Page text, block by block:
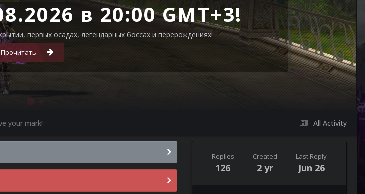
в 20:00 GMT+3!
первых осадах, легендарных боссах и перерождениях!
Прочитать
All Activity
your mark!
Replies
126
Created
2 yr
Last Reply
Jun 26